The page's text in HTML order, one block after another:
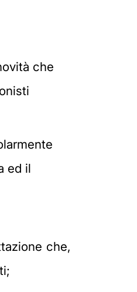
che
ed il
che,